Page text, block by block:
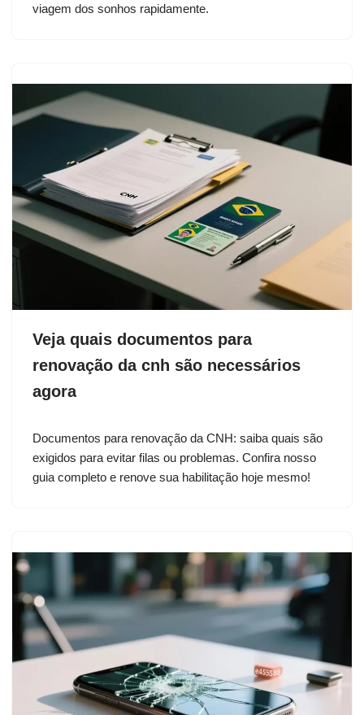
viagem dos sonhos rapidamente.
Veja quais documentos para
renovação da cnh são necessários
agora
Documentos para renovação da CNH: saiba quais são
exigidos para evitar filas ou problemas. Confira nosso
guia completo e renove sua habilitação hoje mesmo!